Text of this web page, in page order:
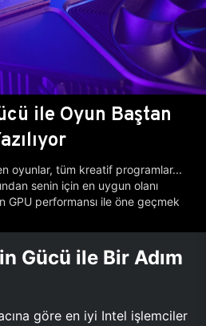
ile Oyun Baştan
oyunlar, tüm kreatif programlar...
senin için en uygun olanı
GPU performansı ile öne geçmek
Gücü ile Bir Adım
göre en iyi Intel işlemciler